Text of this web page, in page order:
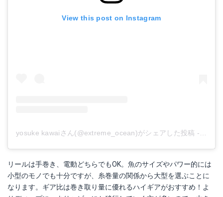
View this post on Instagram
yosuke kawaiさん(@extreme_ocean)がシェアした投稿 -
リールは手巻き、電動どちらでもOK。魚のサイズやパワー的には
小型のモノでも十分ですが、糸巻量の関係から大型を選ぶことに
なります。ギア比は巻き取り量に優れるハイギアがおすすめ！よ